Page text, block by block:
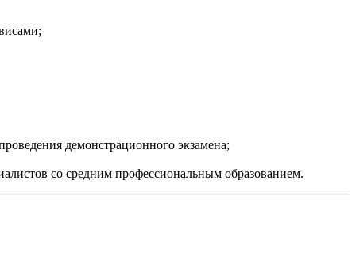
демонстрационного экзамена;
со средним профессиональным образованием.